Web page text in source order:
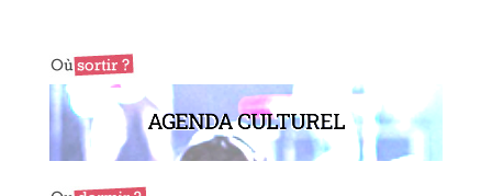
AGENDA CULTUREL